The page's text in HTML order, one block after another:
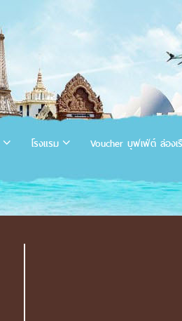
โรงแรม Voucher บุฟเฟ่ต์ ล่องเ